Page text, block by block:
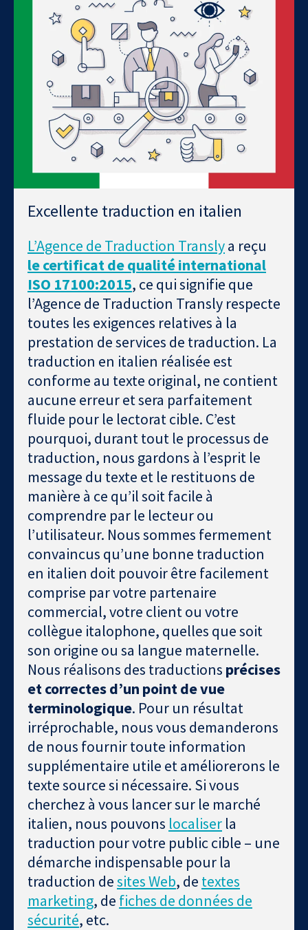
Excellente traduction en italien
L’Agence de Traduction Translya reçu
le certificat de qualité international
ISO 17100:2015, ce qui signifie que
l’Agence de Traduction Transly respecte
toutes les exigences relatives à la
prestation de services de traduction. La
traduction en italien réalisée est
conforme au texte original, ne contient
aucune erreur et sera parfaitement
fluide pour le lectorat cible. C’est
pourquoi, durant tout le processus de
traduction, nous gardons à l’esprit le
message du texte et le restituons de
manière à ce qu’il soit facile à
comprendre par le lecteur ou
l’utilisateur. Nous sommes fermement
convaincus qu’une bonne traduction
en italien doit pouvoir être facilement
comprise par votre partenaire
commercial, votre client ou votre
collègue italophone, quelles que soit
son origine ou sa langue maternelle.
Nous réalisons des traductions précises
et correctes d’un point de vue
terminologique. Pour un résultat
irréprochable, nous vous demanderons
de nous fournir toute information
supplémentaire utile et améliorerons le
texte source si nécessaire. Si vous
cherchez à vous lancer sur le marché
italien, nous pouvons localiser la
traduction pour votre public cible – une
démarche indispensable pour la
traduction desites Web, de textes
marketing, de fiches de données de
sécurité, etc.